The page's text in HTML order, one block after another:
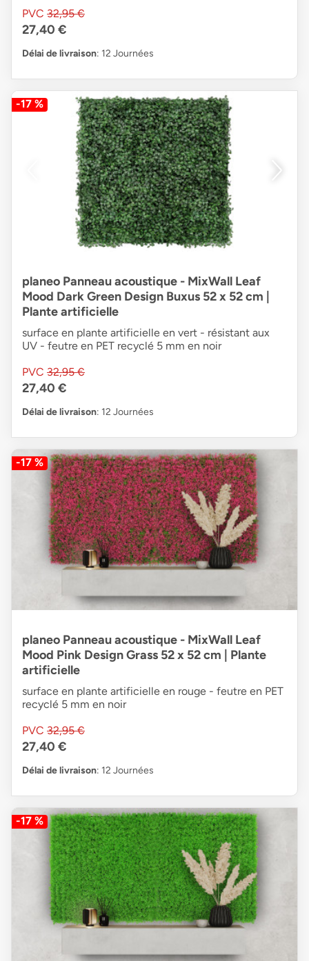
PVC 32,95 €
27,40 €
Délai de livraison: 12 Journées
-17 %
planeo Panneau acoustique - MixWall Leaf
Mood Dark Green Design Buxus 52 x 52 cm |
Plante artificielle
surface en plante artificielle en vert - résistant aux
UV - feutre en PET recyclé 5 mm en noir
PVC 32,95 €
27,40 €
Délai de livraison: 12 Journées
-17 %
planeo Panneau acoustique - MixWall Leaf
Mood Pink Design Grass 52 x 52 cm | Plante
artificielle
surface en plante artificielle en rouge - feutre en PET
recyclé 5 mm en noir
PVC 32,95 €
27,40 €
Délai de livraison: 12 Journées
-17 %